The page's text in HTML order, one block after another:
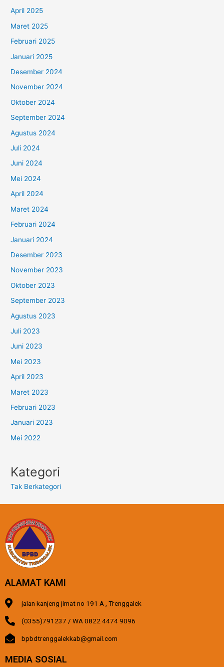
April 2025
Maret 2025
Februari 2025
Januari 2025
Desember 2024
November 2024
Oktober 2024
September 2024
Agustus 2024
Juli 2024
Juni 2024
Mei 2024
April 2024
Maret 2024
Februari 2024
Januari 2024
Desember 2023
November 2023
Oktober 2023
September 2023
Agustus 2023
Juli 2023
Juni 2023
Mei 2023
April 2023
Maret 2023
Februari 2023
Januari 2023
Mei 2022
Kategori
Tak Berkategori
ALAMAT KAMI
jalan kanjeng jimat no 191 A , Trenggalek
(0355)791237 / WA 0822 4474 9096
bpbdtrenggalekkab@gmail.com
MEDIA SOSIAL